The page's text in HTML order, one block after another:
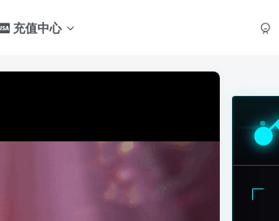
充值中心